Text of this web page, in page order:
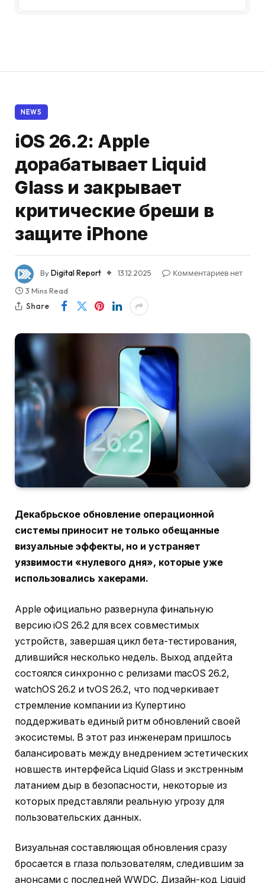
NEWS
iOS 26.2: Apple
дорабатывает Liquid
Glass и закрывает
критические бреши в
защите iPhone
ByDigital Report 13.12.2025
Комментариев нет
3 Mins Read
Share
Декабрьское обновление операционной
системы приносит не только обещанные
визуальные эффекты, но и устраняет
уязвимости «нулевого дня», которые уже
использовались хакерами.
Apple официально развернула финальную
версию iOS 26.2 для всех совместимых
устройств, завершая цикл бета-тестирования,
длившийся несколько недель. Выход апдейта
состоялся синхронно с релизами macOS 26.2,
watchOS 26.2 и tvOS 26.2, что подчеркивает
стремление компании из Купертино
поддерживать единый ритм обновлений своей
экосистемы. В этот раз инженерам пришлось
балансировать между внедрением эстетических
новшеств интерфейса Liquid Glass и экстренным
латанием дыр в безопасности, некоторые из
которых представляли реальную угрозу для
пользовательских данных.
Визуальная составляющая обновления сразу
бросается в глаза пользователям, следившим за
анонсами с последней WWDC. Дизайн-код Liquid